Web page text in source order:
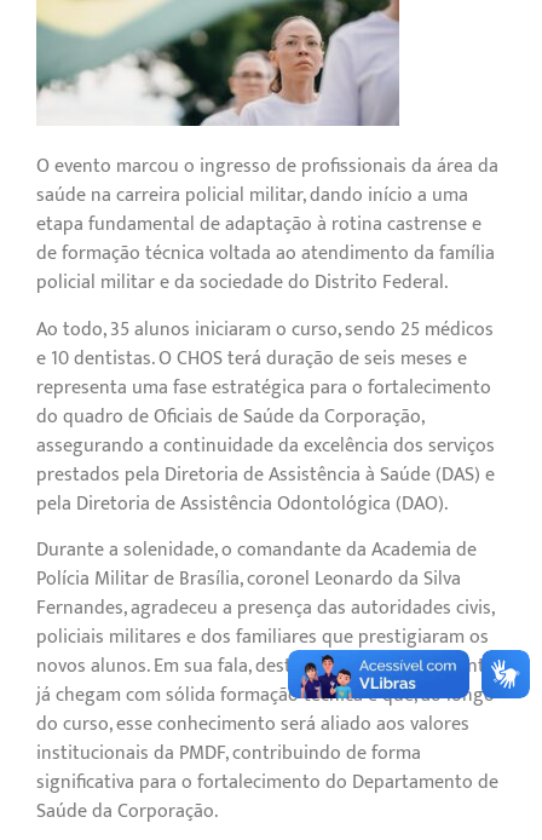
O evento marcou o ingresso de profissionais da área da
saúde na carreira policial militar, dando início a uma
etapa fundamental de adaptação à rotina castrense e
de formação técnica voltada ao atendimento da família
policial militar e da sociedade do Distrito Federal.
Ao todo, 35 alunos iniciaram o curso, sendo 25 médicos
e 10 dentistas. O CHOS terá duração de seis meses e
representa uma fase estratégica para o fortalecimento
do quadro de Oficiais de Saúde da Corporação,
assegurando a continuidade da excelência dos serviços
prestados pela Diretoria de Assistência à Saúde (DAS) e
pela Diretoria de Assistência Odontológica (DAO).
Durante a solenidade, o comandante da Academia de
Polícia Militar de Brasília, coronel Leonardo da Silva
Fernandes, agradeceu a presença das autoridades civis,
policiais militares e dos familiares que prestigiaram os
novos alunos. Em sua fala, destacou que os ingressantes
já chegam com sólida formação técnica e que, ao longo
do curso, esse conhecimento será aliado aos valores
institucionais da PMDF, contribuindo de forma
significativa para o fortalecimento do Departamento de
Saúde da Corporação.